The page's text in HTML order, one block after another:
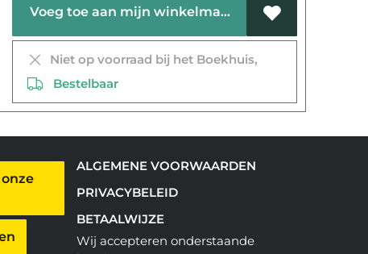
Voeg toe aan mijn winkelmandje
Niet op voorraad bij het Boekhuis,
Bestelbaar
ALGEMENE VOORWAARDEN
PRIVACYBELEID
BETAALWIJZE
Wij accepteren onderstaande